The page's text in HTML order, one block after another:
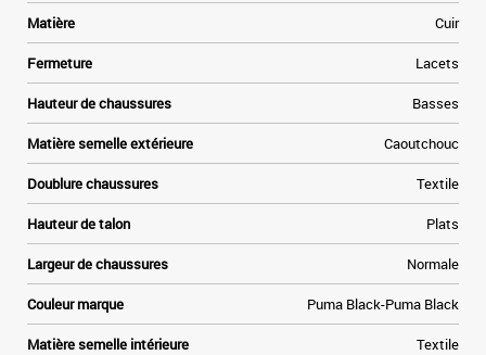
Matière Cuir
Fermeture Lacets
Hauteur de chaussures Basses
Matière semelle extérieure Caoutchouc
Doublure chaussures Textile
Hauteur de talon Plats
Largeur de chaussures Normale
Couleur marque Puma Black-Puma Black
Matière semelle intérieure Textile